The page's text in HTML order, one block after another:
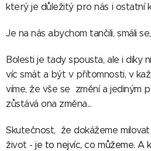
který je důležitý pro nás i ostatní
Je na nás abychom tančili, smáli se,
Bolesti je tady spousta, ale i díky
víc smát a být v přítomnosti, v
víme, že vše se změní a jediným
zůstává ona změna...
Skutečnost, že dokážeme
život -je to nejvíc, co můžeme. A